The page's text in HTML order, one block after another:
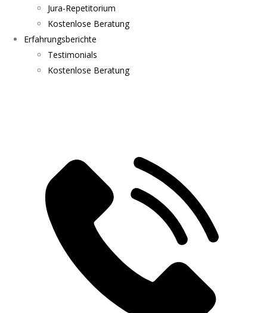
Jura-Repetitorium
Kostenlose Beratung
Erfahrungsberichte
Testimonials
Kostenlose Beratung